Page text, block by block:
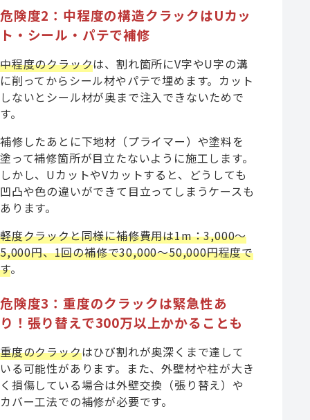
危険度2：中程度の構造クラックはUカッ
ト・シール・パテで補修
中程度のクラックは、割れ箇所にV字やU字の溝
に削ってからシール材やパテで埋めます。カット
しないとシール材が奥まで注入できないためで
す。
補修したあとに下地材（プライマー）や塗料を
塗って補修箇所が目立たないように施工します。
しかし、UカットやVカットすると、どうしても
凹凸や色の違いができて目立ってしまうケースも
あります。
軽度クラックと同様に補修費用は1m：3,000～
5,000円、1回の補修で30,000～50,000円程度で
す。
危険度3：重度のクラックは緊急性あ
り！張り替えで300万以上かかることも
重度のクラックはひび割れが奥深くまで達して
いる可能性があります。また、外壁材や柱が大き
く損傷している場合は外壁交換（張り替え）や
カバー工法での補修が必要です。